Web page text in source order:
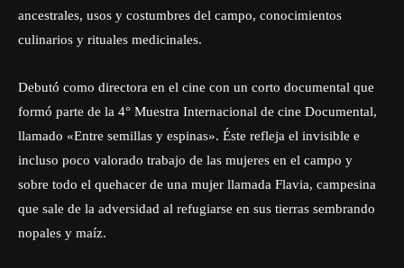
ancestrales, usos y costumbres del campo, conocimientos
culinarios y rituales medicinales.
Debutó como directora en el cine con un corto documental que
formó parte de la 4° Muestra Internacional de cine Documental,
llamado «Entre semillas y espinas». Éste refleja el invisible e
incluso poco valorado trabajo de las mujeres en el campo y
sobre todo el quehacer de una mujer llamada Flavia, campesina
que sale de la adversidad al refugiarse en sus tierras sembrando
nopales y maíz.